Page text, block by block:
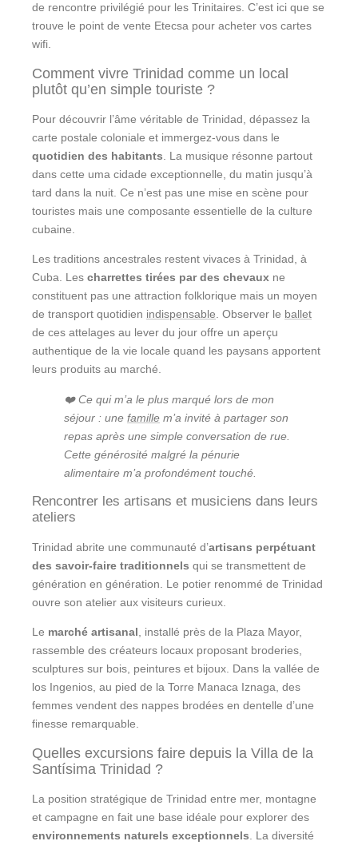
de rencontre privilégié pour les Trinitaires. C’est ici que se
trouve le point de vente Etecsa pour acheter vos cartes
wifi.
Comment vivre Trinidad comme un local
plutôt qu’en simple touriste ?
Pour découvrir l’âme véritable de Trinidad, dépassez la
carte postale coloniale et immergez-vous dans le
quotidien des habitants . La musique résonne partout
dans cette uma cidade exceptionnelle, du matin jusqu’à
tard dans la nuit. Ce n’est pas une mise en scène pour
touristes mais une composante essentielle de la culture
cubaine.
Les traditions ancestrales restent vivaces à Trinidad, à
Cuba. Les charrettes tirées par des chevaux ne
constituent pas une attraction folklorique mais un moyen
de transport quotidien indispensable . Observer le ballet
de ces attelages au lever du jour offre un aperçu
authentique de la vie locale quand les paysans apportent
leurs produits au marché.
❤️ Ce qui m’a le plus marqué lors de mon
séjour : une famille m’a invité à partager son
repas après une simple conversation de rue.
Cette générosité malgré la pénurie
alimentaire m’a profondément touché.
Rencontrer les artisans et musiciens dans leurs
ateliers
Trinidad abrite une communauté d’artisans perpétuant
des savoir-faire traditionnels qui se transmettent de
génération en génération. Le potier renommé de Trinidad
ouvre son atelier aux visiteurs curieux.
Le marché artisanal, installé près de la Plaza Mayor,
rassemble des créateurs locaux proposant broderies,
sculptures sur bois, peintures et bijoux. Dans la vallée de
los Ingenios, au pied de la Torre Manaca Iznaga, des
femmes vendent des nappes brodées en dentelle d’une
finesse remarquable.
Quelles excursions faire depuis la Villa de la
Santísima Trinidad ?
La position stratégique de Trinidad entre mer, montagne
et campagne en fait une base idéale pour explorer des
environnements naturels exceptionnels . La diversité